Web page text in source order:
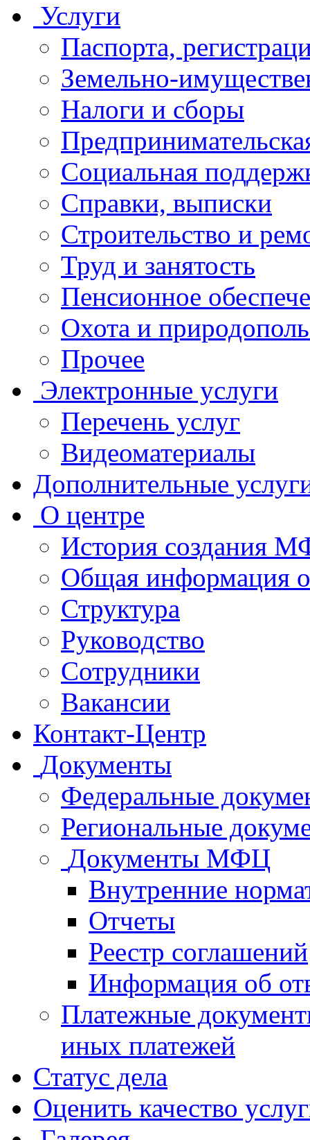
Услуги
Паспорта,
Земельно-
Налоги и сборы
Социальная
Справки, выписки
Строительство и
Труд и занятость
Пенсионное
Охота и
Прочее
Электронные услуги
Перечень услуг
Видеоматериалы
Дополнительные
О центре
История создания
Общая
Структура
Руководство
Сотрудники
Вакансии
Контакт-Центр
Документы
Федеральные
Региональные
Документы МФЦ
Внутренние
Отчеты
Реестр соглашений
Информация об
Платежные
иных платежей
Статус дела
Оценить качество